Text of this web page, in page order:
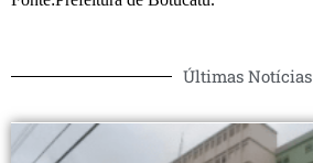
Últimas Notícias